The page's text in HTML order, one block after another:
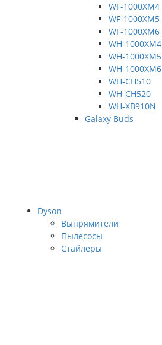
WF-1000XM4
WF-1000XM5
WF-1000XM6
WH-1000XM4
WH-1000XM5
WH-1000XM6
WH-CH510
WH-CH520
WH-XB910N
Galaxy Buds
Dyson
Выпрямители
Пылесосы
Стайлеры